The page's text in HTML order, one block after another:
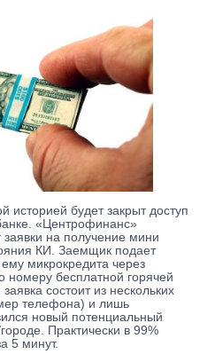
историей будет закрыт доступ
«Центрофинанс»
на получение мини
КИ. Заемщик подает
микрокредита через
номеру бесплатной горячей
состоит из нескольких
телефона) и лишь
новый потенциальный
Практически в 99%
5 минут.